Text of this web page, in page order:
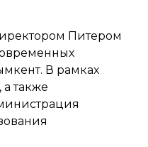
Питером
В рамках
также